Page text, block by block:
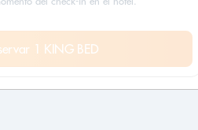
1 KING BED